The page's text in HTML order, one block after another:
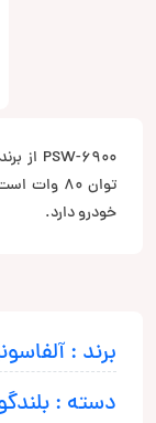
توان 80
خودرو دارد.
برند :
دسته :